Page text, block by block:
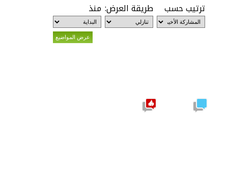
ترتيب حسب طريقة العرض: منذ